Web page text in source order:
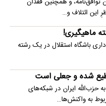
ائتلاف و…
ماهیگیری!
باشگاه استقلال در یک رشته
شده و جعلی است
حزب‌الله ایران در شبکه‌های
به واکنش‌ها…